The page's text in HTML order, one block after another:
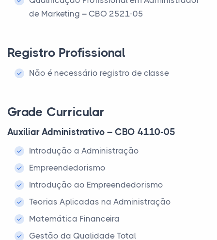
de Marketing – CBO 2521-05
Registro Profissional
Não é necessário registro de classe
Grade Curricular
Auxiliar Administrativo – CBO 4110-05
Introdução a Administração
Empreendedorismo
Introdução ao Empreendedorismo
Teorias Aplicadas na Administração
Matemática Financeira
Gestão da Qualidade Total